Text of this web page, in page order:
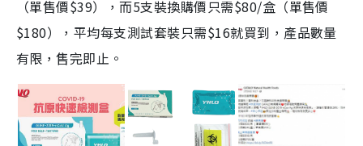
（單售價$39），而5支裝換購價只需$80/盒（單售價
$180），平均每支測試套裝只需$16就買到，產品數量
有限，售完即止。